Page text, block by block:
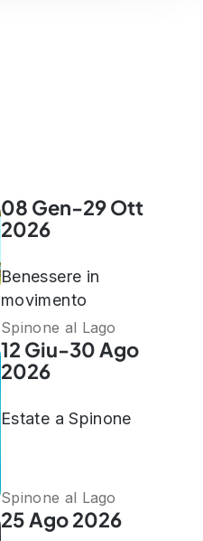
08 Gen-29 Ott
2026
Benessere in
movimento
Spinone al Lago
12 Giu-30 Ago
2026
Estate a Spinone
Spinone al Lago
25 Ago 2026